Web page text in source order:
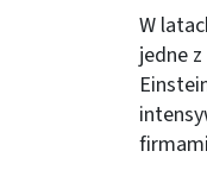
W
jedne